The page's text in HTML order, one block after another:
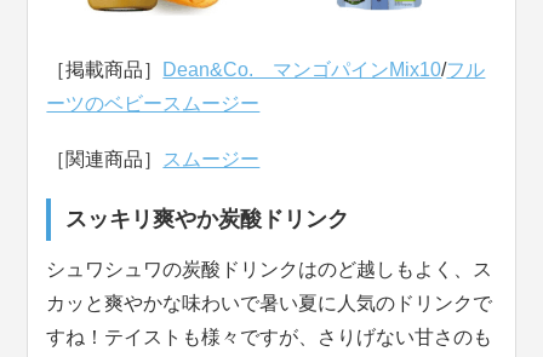
［掲載商品］ Dean&Co. マンゴパインMix10/フル
ーツのベビースムージー
［関連商品］ スムージー
スッキリ爽やか炭酸ドリンク
シュワシュワの炭酸ドリンクはのど越しもよく、ス
カッと爽やかな味わいで暑い夏に人気のドリンクで
すね！テイストも様々ですが、さりげない甘さのも